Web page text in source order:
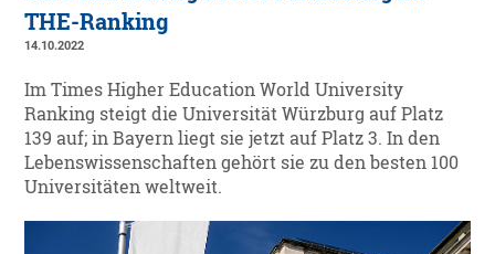
THE-Ranking
14.10.2022
Im Times Higher Education World University
Ranking steigt die Universität Würzburg auf Platz
139 auf; in Bayern liegt sie jetzt auf Platz 3. In den
Lebenswissenschaften gehört sie zu den besten 100
Universitäten weltweit.